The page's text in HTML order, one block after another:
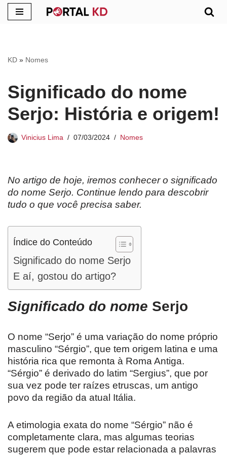
conteúdo
KD » Nomes
Significado do nome
Serjo: História e origem!
Vinicius Lima 07/03/2024 Nomes
No artigo de hoje, iremos conhecer o significado
do nome Serjo. Continue lendo para descobrir
tudo o que você precisa saber.
Índice do Conteúdo
Significado do nome Serjo
E aí, gostou do artigo?
Significado do nome Serjo
O nome “Serjo” é uma variação do nome próprio
masculino “Sérgio”, que tem origem latina e uma
história rica que remonta à Roma Antiga.
“Sérgio” é derivado do latim “Sergius”, que por
sua vez pode ter raízes etruscas, um antigo
povo da região da atual Itália.
A etimologia exata do nome “Sérgio” não é
completamente clara, mas algumas teorias
sugerem que pode estar relacionada a palavras